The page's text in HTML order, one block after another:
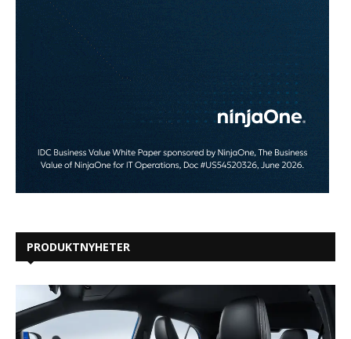
PRODUKTNYHETER